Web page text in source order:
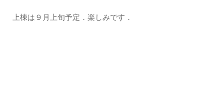
上棟は９月上旬予定．楽しみです．